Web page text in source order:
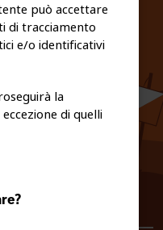
POLICY
mail.eu
può accettare
di tracciamento
e/o identificativi
la
di quelli